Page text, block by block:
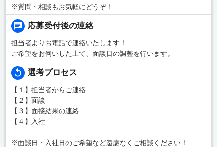
※質問・相談もお気軽にどうぞ！
応募受付後の連絡
担当者よりお電話で連絡いたします！
ご希望をお伺いした上で、面談日の調整を行います。
選考プロセス
【１】担当者からご連絡
【２】面談
【３】面接結果の連絡
【４】入社
※面談日・入社日のご希望など遠慮なくご相談ください！